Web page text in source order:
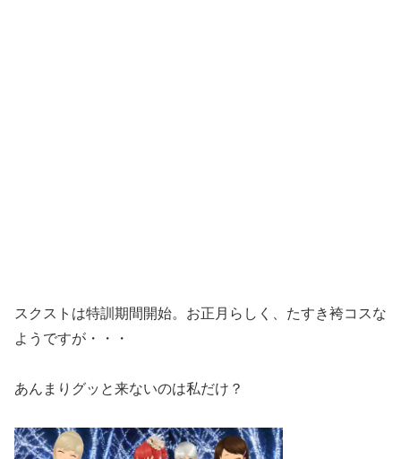
スクストは特訓期間開始。お正月らしく、たすき袴コスな
ようですが・・・
あんまりグッと来ないのは私だけ？